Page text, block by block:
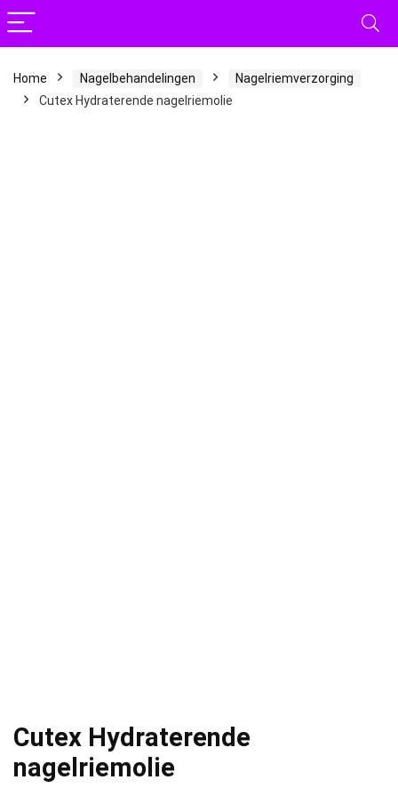
Home Nagelbehandelingen
Nagelriemverzorging
Cutex Hydraterende nagelriemolie
Cutex Hydraterende
nagelriemolie